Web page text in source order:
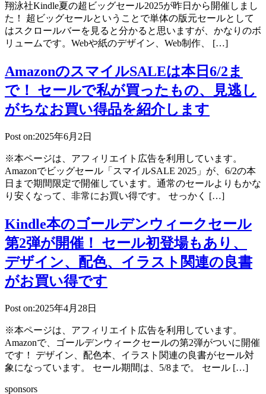
翔泳社Kindle夏の超ビッグセール2025が昨日から開催しまし
た！ 超ビッグセールということで単体の版元セールとして
はスクロールバーを見ると分かると思いますが、かなりのボ
リュームです。Webや紙のデザイン、Web制作、 […]
AmazonのスマイルSALEは本日6/2ま
で！ セールで私が買ったもの、見逃し
がちなお買い得品を紹介します
Post on:2025年6月2日
※本ページは、アフィリエイト広告を利用しています。
Amazonでビッグセール「スマイルSALE 2025」が、6/2の本
日まで期間限定で開催しています。通常のセールよりもかな
り安くなって、非常にお買い得です。 せっかく […]
Kindle本のゴールデンウィークセール
第2弾が開催！ セール初登場もあり、
デザイン、配色、イラスト関連の良書
がお買い得です
Post on:2025年4月28日
※本ページは、アフィリエイト広告を利用しています。
Amazonで、ゴールデンウィークセールの第2弾がついに開催
です！ デザイン、配色本、イラスト関連の良書がセール対
象になっています。 セール期間は、5/8まで。 セール […]
sponsors